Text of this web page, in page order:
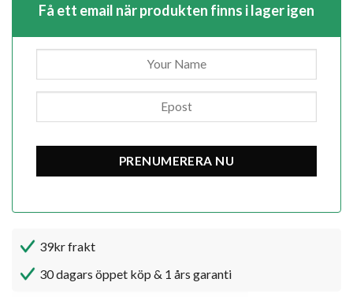
Få ett email när produkten finns i lager igen
39kr frakt
30 dagars öppet köp & 1 års garanti